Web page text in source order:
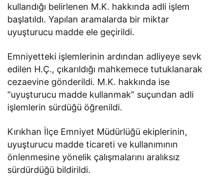
kullandığı belirlenen M.K. hakkında adli işlem
başlatıldı. Yapılan aramalarda bir miktar
uyuşturucu madde ele geçirildi.
Emniyetteki işlemlerinin ardından adliyeye sevk
edilen H.Ç., çıkarıldığı mahkemece tutuklanarak
cezaevine gönderildi. M.K. hakkında ise
“uyuşturucu madde kullanmak” suçundan adli
işlemlerin sürdüğü öğrenildi.
Kırıkhan İlçe Emniyet Müdürlüğü ekiplerinin,
uyuşturucu madde ticareti ve kullanımının
önlenmesine yönelik çalışmalarını aralıksız
sürdürdüğü bildirildi.